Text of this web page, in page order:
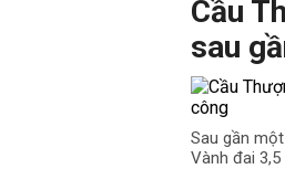
Cầu
sau
Sau gần
Vành đai